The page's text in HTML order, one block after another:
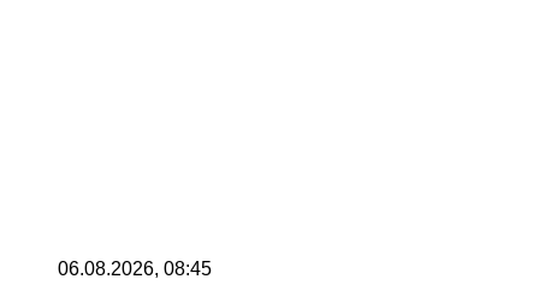
06.08.2026, 08:45